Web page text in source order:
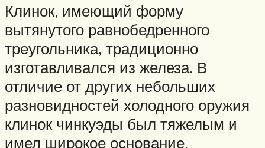
Клинок, имеющий форму
вытянутого равнобедренного
треугольника, традиционно
изготавливался из железа. В
отличие от других небольших
разновидностей холодного оружия
клинок чинкуэды был тяжелым и
имел широкое основание,